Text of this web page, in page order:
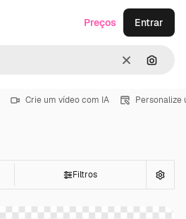
Limpar
Preços Entrar
Crie um vídeo com IA Personalize
Filtros